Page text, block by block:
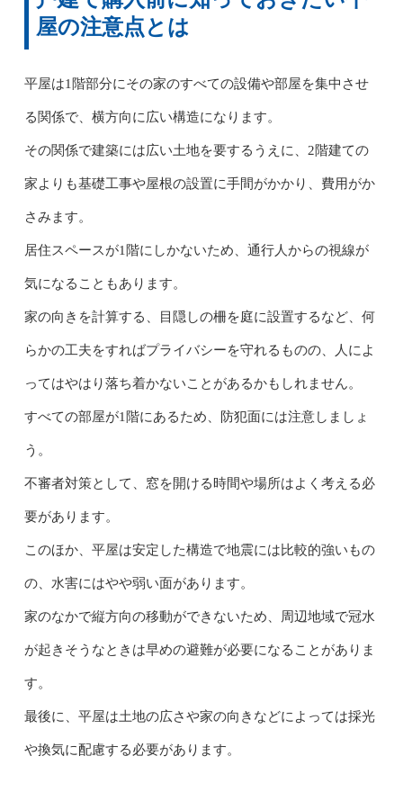
屋の注意点とは
平屋は1階部分にその家のすべての設備や部屋を集中させ
る関係で、横方向に広い構造になります。
その関係で建築には広い土地を要するうえに、2階建ての
家よりも基礎工事や屋根の設置に手間がかかり、費用がか
さみます。
居住スペースが1階にしかないため、通行人からの視線が
気になることもあります。
家の向きを計算する、目隠しの柵を庭に設置するなど、何
らかの工夫をすればプライバシーを守れるものの、人によ
ってはやはり落ち着かないことがあるかもしれません。
すべての部屋が1階にあるため、防犯面には注意しましょ
う。
不審者対策として、窓を開ける時間や場所はよく考える必
要があります。
このほか、平屋は安定した構造で地震には比較的強いもの
の、水害にはやや弱い面があります。
家のなかで縦方向の移動ができないため、周辺地域で冠水
が起きそうなときは早めの避難が必要になることがありま
す。
最後に、平屋は土地の広さや家の向きなどによっては採光
や換気に配慮する必要があります。